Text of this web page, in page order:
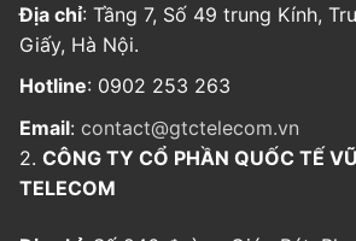
Địa chỉ: Tầng 7, Số 49 trung Kính,
Giấy, Hà Nội.
Hotline: 0902 253 263
Email: contact@gtctelecom.vn
2. CÔNG TY CỔ PHẦN QUỐC TẾ
TELECOM